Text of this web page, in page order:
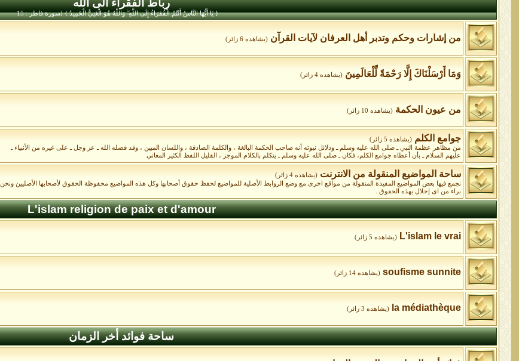
رباط الفقراء الى الله
{ يَا أَيُّهَا النَّاسُ أَنْتُمُ الْفُقَرَاءُ إِلَى اللَّهِ ۖ وَاللَّهُ هُوَ الْغَنِيُّ الْحَمِيدُ } [سورة فاطر : 15
من إشارات وحكم وتدبر أهل العرفان لآيات القرآن (يشاهده 6 زائر)
وَمَا أَرْسَلْنَاكَ إِلَّا رَحْمَةً لِّلْعَالَمِينَ (يشاهده 4 زائر)
من عيون الحكمة (يشاهده 10 زائر)
جوامع الكلم (يشاهده 5 زائر)
من مظاهر عظمة النبي ـ صلى الله عليه وسلم ـ ودلائل نبوته أنه صاحب الحكمة البالغة ، والكلمة الصادقة ، واللسان المبين ، وقد فضله الله ـ عز وجل ـ على غيره من الأنبياء ـ
عليهم السلام ـ بأن أعطاه جوامع الكلم، فكان ـ صلى الله عليه وسلم ـ يتكلم بالكلام الموجز ، القليل اللفظ الكثير المعاني
ساحة المواضيع المنقولة من الانترنت (يشاهده 4 زائر)
نجمع فيها بعض المواضيع المفيدة المنقولة من مواقع اخرى مع وضع الروابط الأصلية للمواضيع لحفظ حقوق أصحابها وكل هذه المواضيع محفوظة الحقوق لأصحابها الأصليين ونحن
براء من اى إخلال بهذه الحقوق .
L'islam religion de paix et d'amour
L'islam le vrai (يشاهده 5 زائر)
soufisme sunnite (يشاهده 14 زائر)
la médiathèque (يشاهده 3 زائر)
ساحة فوائد أخر الزمان